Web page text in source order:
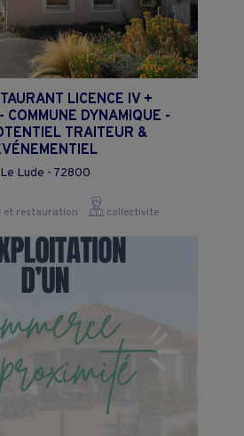
LICENCE IV +
COMMUNE DYNAMIQUE -
TRAITEUR &
Le Lude - 72800
et restauration collectivite